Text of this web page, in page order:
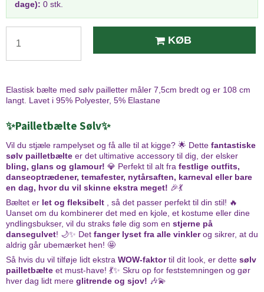
dage): 0 stk.
KØB
Elastisk bælte med sølv pailletter måler 7,5cm bredt og er 108 cm
langt. Lavet i 95% Polyester, 5% Elastane
✨Pailletbælte Sølv✨
Vil du stjæle rampelyset og få alle til at kigge? 🌟 Dette fantastiske
sølv pailletbælte er det ultimative accessory til dig, der elsker
bling, glans og glamour! 💎 Perfekt til alt fra festlige outfits,
danseoptrædener, temafester, nytårsaften, karneval eller bare
en dag, hvor du vil skinne ekstra meget! 🎉💃
Bæltet er let og fleksibelt , så det passer perfekt til din stil! 🔥
Uanset om du kombinerer det med en kjole, et kostume eller dine
yndlingsbukser, vil du straks føle dig som en stjerne på
dansegulvet! 🌙✨ Det fanger lyset fra alle vinklerog sikrer, at du
aldrig går ubemærket hen! 🤩
Så hvis du vil tilføje lidt ekstra WOW-faktortil dit look, er dette sølv
pailletbælte et must-have! 💃✨ Skru op for feststemningen og gør
hver dag lidt mere glitrende og sjov! 🎶💫